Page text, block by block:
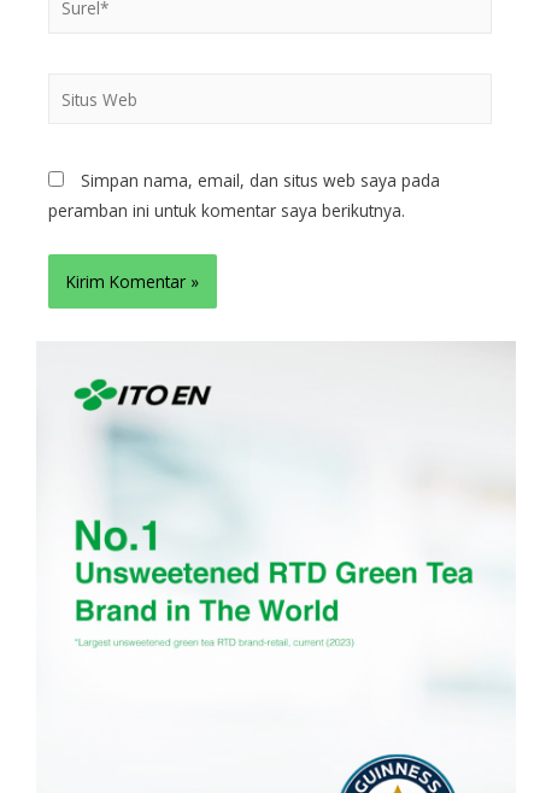
Simpan nama, email, dan situs web saya pada
peramban ini untuk komentar saya berikutnya.